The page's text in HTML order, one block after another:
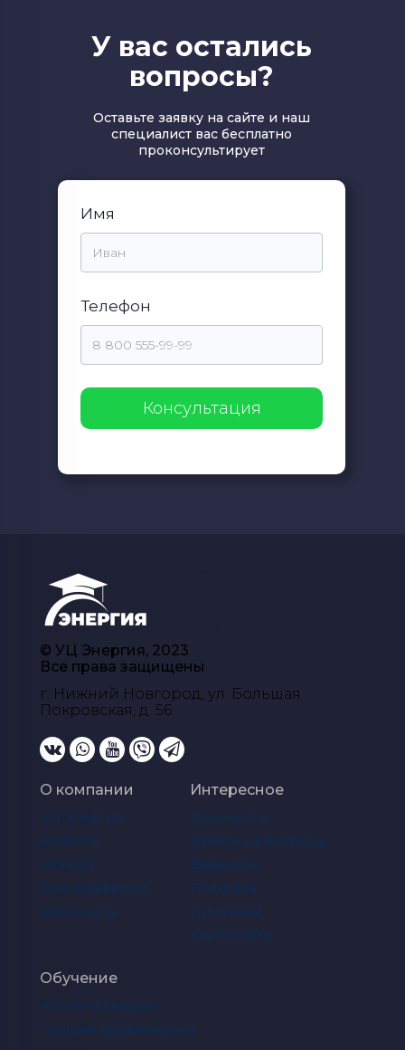
У вас остались
вопросы?
Оставьте заявку на сайте и наш
специалист вас бесплатно
проконсультирует
Имя
Телефон
© УЦ Энергия, 2023
Все права защищены
г. Нижний Новгород, ул. Большая
Покровская, д. 56
Интересное
Документы
Ответы на вопросы
Вакансии
Политика
Лицензия
Карта сайта
О компании
УЦ Энергия
Новости
Отзывы
Преподаватели
Реквизиты
Обучение
Акции и скидки
Лучшие предложения